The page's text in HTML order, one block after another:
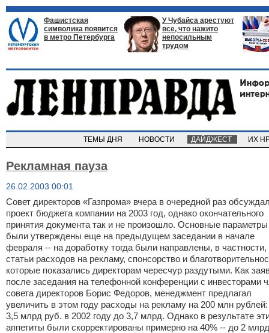
Фашистская
символика появится
в метро Петербурга
У Чубайса арестуют
все, что нажито
непосильным
трудом
ТЕМЫ ДНЯ НОВОСТИ ДАЙДЖЕСТ ИХ
Рекламная пауза
26.02.2003 00:01
Совет директоров «Газпрома» вчера в очередной раз
проект бюджета компании на 2003 год, однако окончательного
принятия документа так и не произошло. Основные параметры
были утверждены еще на предыдущем заседании в начале
февраля -- на доработку тогда были направлены, в частности,
статьи расходов на рекламу, спонсорство и
которые показались директорам чересчур раздутыми. Как
после заседания на телефонной конференции с инвесторами
совета директоров Борис Федоров, менеджмент предлагал
увеличить в этом году расходы на рекламу на 200 млн
3,5 млрд руб. в 2002 году до 3,7 млрд. Однако в результате
аппетиты были скорректированы примерно на 40% -- до 2 млрд